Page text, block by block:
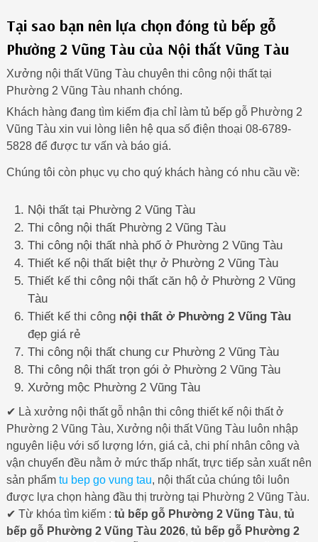
Tại sao bạn nên lựa chọn đóng tủ bếp gỗ
Phường 2 Vũng Tàu của Nội thất Vũng Tàu
Xưởng nội thất Vũng Tàu chuyên thi công nội thất tại
Phường 2 Vũng Tàu nhanh chóng.
Khách hàng đang tìm kiếm địa chỉ làm tủ bếp gỗ Phường 2
Vũng Tàu xin vui lòng liên hệ qua số điện thoại 08-6789-
5828 để được tư vấn và báo giá.
Chúng tôi còn phục vụ cho quý khách hàng có nhu cầu về:
Nội thất tại Phường 2 Vũng Tàu
Thi công nội thất Phường 2 Vũng Tàu
Thi công nội thất nhà phố ở Phường 2 Vũng Tàu
Thiết kế nội thất biệt thự ở Phường 2 Vũng Tàu
Thiết kế thi công nội thất căn hộ ở Phường 2 Vũng
Tàu
Thiết kế thi công nội thất ở Phường 2 Vũng Tàu
đẹp giá rẻ
Thi công nội thất chung cư Phường 2 Vũng Tàu
Thi công nội thất trọn gói ở Phường 2 Vũng Tàu
Xưởng mộc Phường 2 Vũng Tàu
✔ Là xưởng nội thất gỗ nhận thi công thiết kế nội thất ở
Phường 2 Vũng Tàu, Xưởng nội thất Vũng Tàu luôn nhập
nguyên liệu với số lượng lớn, giá cả, chi phí nhân công và
vận chuyển đều nằm ở mức thấp nhất, trực tiếp sản xuất nên
sản phẩm tu bep go vung tau, nội thất của chúng tôi luôn
được lựa chọn hàng đầu thị trường tại Phường 2 Vũng Tàu.
✔ Từ khóa tìm kiếm : tủ bếp gỗ Phường 2 Vũng Tàu, tủ
bếp gỗ Phường 2 Vũng Tàu 2026, tủ bếp gỗ Phường 2